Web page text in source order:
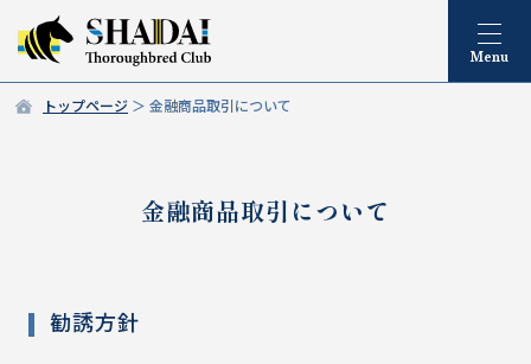
トップページ 金融商品取引について
金融商品取引について
勧誘方針